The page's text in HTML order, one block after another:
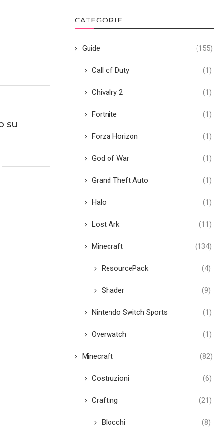
su
CATEGORIE
Guide (155)
Call of Duty (1)
Chivalry 2 (1)
Fortnite (1)
Forza Horizon (1)
God of War (1)
Grand Theft Auto (1)
Halo (1)
Lost Ark (11)
Minecraft (134)
ResourcePack (4)
Shader (9)
Nintendo Switch Sports (1)
Overwatch (1)
Minecraft (82)
Costruzioni (6)
Crafting (21)
Blocchi (8)